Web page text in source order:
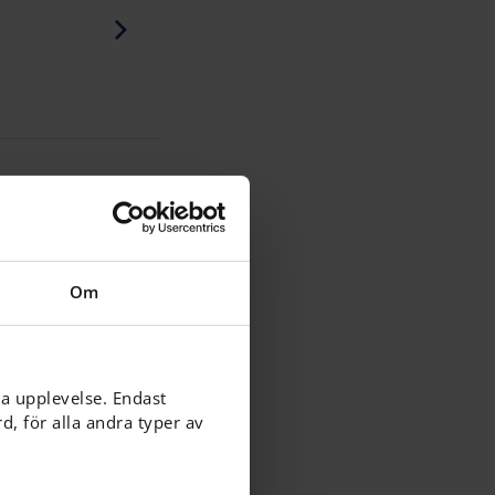
Om
upplevelse. Endast
för alla andra typer av